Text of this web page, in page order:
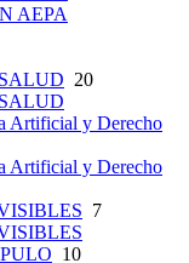
AEPA
20
Artificial y Derecho
Artificial y Derecho
7
10